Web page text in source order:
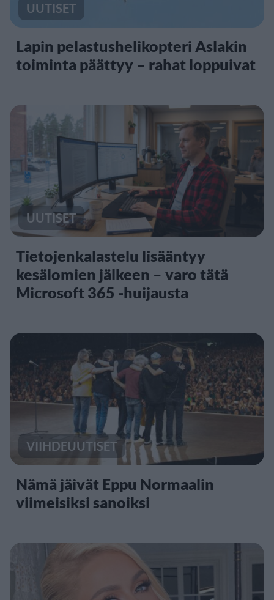
UUTISET
Lapin pelastushelikopteri Aslakin
toiminta päättyy – rahat loppuivat
UUTISET
Tietojenkalastelu lisääntyy
kesälomien jälkeen – varo tätä
Microsoft 365 -huijausta
VIIHDEUUTISET
Nämä jäivät Eppu Normaalin
viimeisiksi sanoiksi